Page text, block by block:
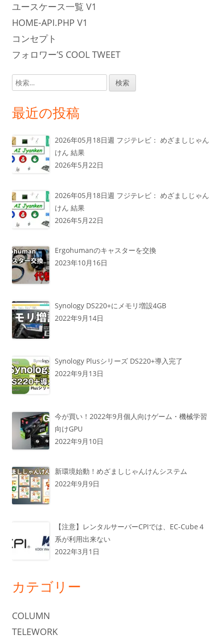
ユースケース一覧 V1
HOME-API.PHP V1
コンセプト
フォロワー’S COOL TWEET
検
索:
最近の投稿
2026年05月18日週 フジテレビ： めざましじゃん
けん 結果
2026年5月22日
2026年05月18日週 フジテレビ： めざましじゃん
けん 結果
2026年5月22日
Ergohumanのキャスターを交換
2023年10月16日
Synology DS220+にメモリ増設4GB
2022年9月14日
Synology Plusシリーズ DS220+導入完了
2022年9月13日
今が買い！2022年9月個人向けゲーム・機械学習
向けGPU
2022年9月10日
新環境始動！めざましじゃんけんシステム
2022年9月9日
【注意】レンタルサーバーCPIでは、EC-Cube４
系が利用出来ない
2022年3月1日
カテゴリー
COLUMN
TELEWORK